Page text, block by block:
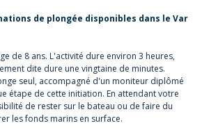
de plongée disponibles dans le Var
de 8 ans. L'activité dure environ 3 heures,
dite dure une vingtaine de minutes.
seul, accompagné d'un moniteur diplômé
étape de cette initiation. En attendant votre
de rester sur le bateau ou de faire du
les fonds marins en surface.